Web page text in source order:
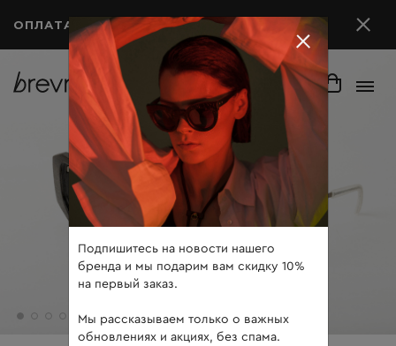
ОПЛАТА ПОСЛЕ ПРИМЕРКИ
Подпишитесь на новости нашего
бренда и мы подарим вам скидку 10%
на первый заказ.
Мы рассказываем только о важных
обновлениях и акциях, без спама.